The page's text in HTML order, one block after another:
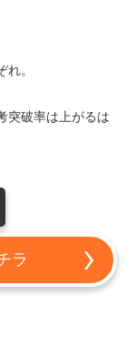
。
突破率は上がるは
ラ